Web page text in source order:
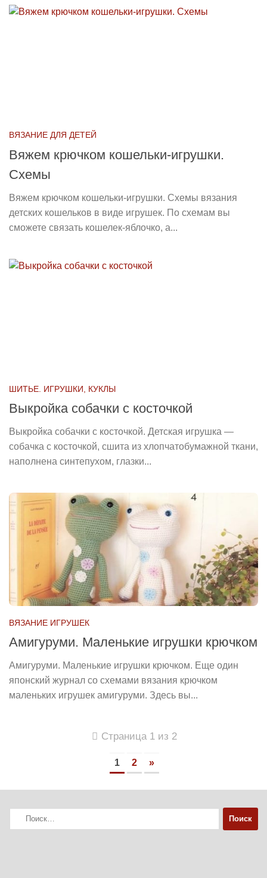
ВЯЗАНИЕ ДЛЯ ДЕТЕЙ
Вяжем крючком кошельки-игрушки.
Схемы
Вяжем крючком кошельки-игрушки. Схемы вязания
детских кошельков в виде игрушек. По схемам вы
сможете связать кошелек-яблочко, а...
ШИТЬЕ. ИГРУШКИ, КУКЛЫ
Выкройка собачки с косточкой
Выкройка собачки с косточкой. Детская игрушка —
собачка с косточкой, сшита из хлопчатобумажной ткани,
наполнена синтепухом, глазки...
ВЯЗАНИЕ ИГРУШЕК
Амигуруми. Маленькие игрушки крючком
Амигуруми. Маленькие игрушки крючком. Еще один
японский журнал со схемами вязания крючком
маленьких игрушек амигуруми. Здесь вы...
Страница 1 из 2
1 2 »
Найти: